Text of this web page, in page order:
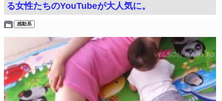
る女性たちのYouTubeが大人気に。
感動系